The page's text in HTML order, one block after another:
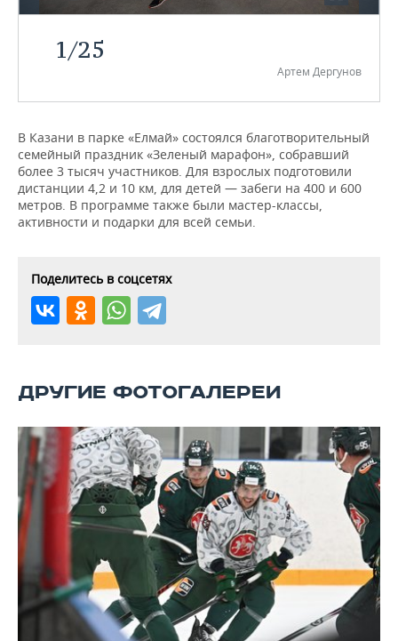
НЕФТЬ
ТЕЛЕКОММУНИКАЦИИ
БИЗНЕС-БРАНЧИ
ONLINE-КОНФЕРЕНЦИИ
ФУТБОЛ
ХОККЕЙ
ВОЛЕЙБОЛ
КИБЕРСПОРТ
ВОДНЫЕ ВИДЫ СПОРТА
ХОККЕЙ С МЯЧОМ
НОВОСТИ ОБЩЕСТВА
ВЛАСТЬ
ИСТОРИЯ
КУЛЬТУРА
ОБРАЗОВАНИЕ
ПРОИСШЕСТВИЯ
ФОТОГАЛЕРЕЯ
СЮЖЕТЫ
СПИСОК ПЕРСОН
СПИСОК КОМПАНИЙ
ПОЛНАЯ ВЕРСИЯ
1/25
Артем Дергунов
В Казани в парке «Елмай» состоялся благотворительный
семейный праздник «Зеленый марафон», собравший
более 3 тысяч участников. Для взрослых подготовили
дистанции 4,2 и 10 км, для детей — забеги на 400 и 600
метров. В программе также были мастер-классы,
активности и подарки для всей семьи.
Поделитесь в соцсетях
ДРУГИЕ ФОТОГАЛЕРЕИ